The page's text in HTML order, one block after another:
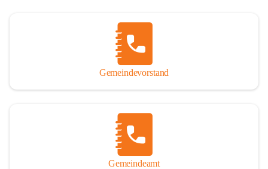
Gemeindevorstand
Gemeindeamt